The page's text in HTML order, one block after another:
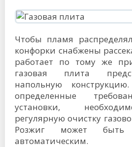
Чтобы пламя
конфорки снабжены
работает по тому же
газовая плита
напольную
определенные
установки,
регулярную очистку
Розжиг может
автоматическим.